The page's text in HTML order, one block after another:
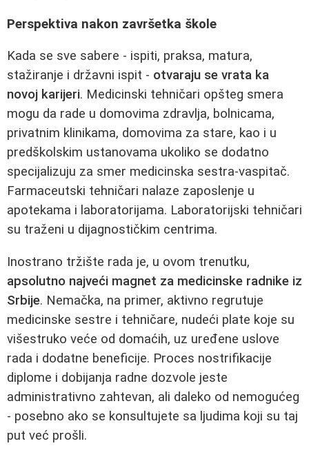
Perspektiva nakon završetka škole
Kada se sve sabere - ispiti, praksa, matura,
stažiranje i državni ispit - otvaraju se vrata ka
novoj karijeri. Medicinski tehničari opšteg smera
mogu da rade u domovima zdravlja, bolnicama,
privatnim klinikama, domovima za stare, kao i u
predškolskim ustanovama ukoliko se dodatno
specijalizuju za smer medicinska sestra-vaspitač.
Farmaceutski tehničari nalaze zaposlenje u
apotekama i laboratorijama. Laboratorijski tehničari
su traženi u dijagnostičkim centrima.
Inostrano tržište rada je, u ovom trenutku,
apsolutno najveći magnet za medicinske radnike iz
Srbije. Nemačka, na primer, aktivno regrutuje
medicinske sestre i tehničare, nudeći plate koje su
višestruko veće od domaćih, uz uređene uslove
rada i dodatne beneficije. Proces nostrifikacije
diplome i dobijanja radne dozvole jeste
administrativno zahtevan, ali daleko od nemogućeg
- posebno ako se konsultujete sa ljudima koji su taj
put već prošli.